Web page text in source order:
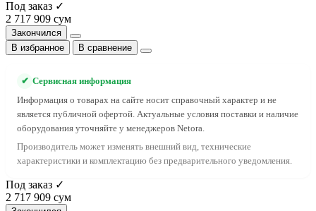
Под заказ ✓
2 717 909 сум
Закончился
В избранное
В сравнение
✔ Сервисная информация
Информация о товарах на сайте носит справочный характер и не
является публичной офертой. Актуальные условия поставки и наличие
оборудования уточняйте у менеджеров Netora.
Производитель может изменять внешний вид, технические
характеристики и комплектацию без предварительного уведомления.
Под заказ ✓
2 717 909 сум